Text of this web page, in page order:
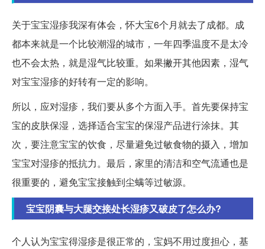
关于宝宝湿疹我深有体会，怀大宝6个月就去了成都。成
都本来就是一个比较潮湿的城市，一年四季温度不是太冷
也不会太热，就是湿气比较重。如果撇开其他因素，湿气
对宝宝湿疹的好转有一定的影响。
所以，应对湿疹，我们要从多个方面入手。首先要保持宝
宝的皮肤保湿，选择适合宝宝的保湿产品进行涂抹。其
次，要注意宝宝的饮食，尽量避免过敏食物的摄入，增加
宝宝对湿疹的抵抗力。最后，家里的清洁和空气流通也是
很重要的，避免宝宝接触到尘螨等过敏源。
宝宝阴囊与大腿交接处长湿疹又破皮了怎么办?
个人认为宝宝得湿疹是很正常的，宝妈不用过度担心，基